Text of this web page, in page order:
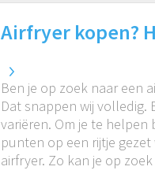
Airfryer kopen?
Ben je op zoek naar een
Dat snappen wij volledig.
variëren. Om je te
punten op een rijtje
airfryer. Zo kan je op